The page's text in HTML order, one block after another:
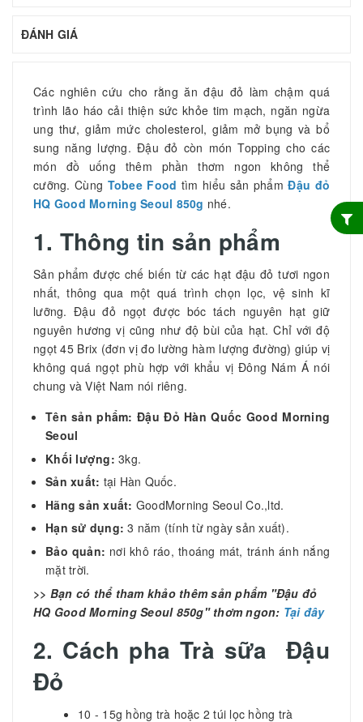
ĐÁNH GIÁ
Các nghiên cứu cho rằng ăn đậu đỏ làm chậm quá
trình lão háo cải thiện sức khỏe tim mạch, ngăn ngừa
ung thư, giảm mức cholesterol, giảm mở bụng và bổ
sung năng lượng. Đậu đỏ còn món Topping cho các
món đồ uống thêm phần thơm ngon không thể
cưỡng. Cùng Tobee Food tìm hiểu sản phẩmĐậu đỏ
HQ Good Morning Seoul 850g nhé.
1. Thông tin sản phẩm
Sản phẩm được ­­chế biến từ các hạt đậu đỏ tươi ngon
nhất, thông qua một quá trình chọn lọc, vệ sinh kĩ
lưỡng. Đậu đỏ ngọt được bóc tách nguyên hạt giữ
nguyên hương vị cũng như độ bùi của hạt. Chỉ với độ
ngọt 45 Brix (đơn vị đo lường hàm lượng đường) giúp vị
không quá ngọt phù hợp với khẩu vị Đông Nám Á nói
chung và Việt Nam nói riêng.
Tên sản phẩm: Đậu Đỏ Hàn Quốc Good Morning
Seoul
Khối lượng: 3kg.
Sản xuất: tại Hàn Quốc.
Hãng sản xuất: GoodMorning Seoul Co.,ltd.
Hạn sử dụng: 3 năm (tính từ ngày sản xuất).
Bảo quản: nơi khô ráo, thoáng mát, tránh ánh nắng
mặt trời.
>> Bạn có thể tham khảo thêm sản phẩm "Đậu đỏ
HQ Good Morning Seoul 850g" thơm ngon: Tại đây
2. Cách pha Trà sữa Đậu
Đỏ
10 - 15g hồng trà hoặc 2 túi lọc hồng trà